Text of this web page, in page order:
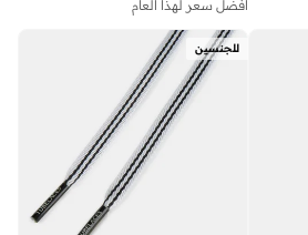
أفضل سعر لهذا العام
للجنسين